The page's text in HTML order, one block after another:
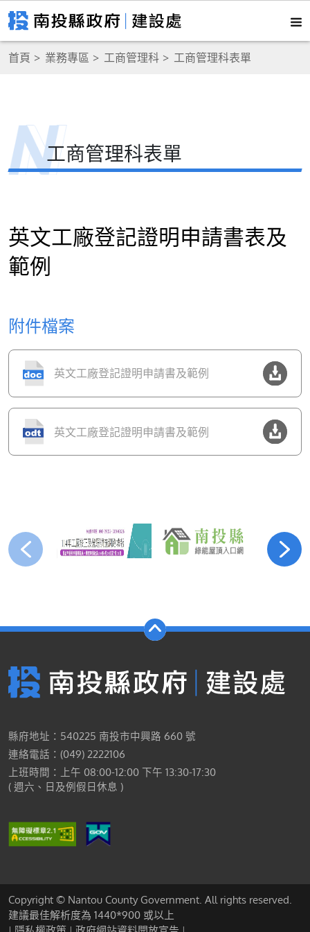
首頁 業務專區 工商管理科 工商管理科表單
工商管理科表單
英文工廠登記證明申請書表及
範例
附件檔案
英文工廠登記證明申請書及範例
英文工廠登記證明申請書及範例
縣府地址：540225 南投市中興路 660 號
連絡電話：(049) 2222106
上班時間：上午 08:00-12:00 下午 13:30-17:30
( 週六、日及例假日休息 )
Copyright © Nantou County Government. All rights reserved.
建議最佳解析度為 1440*900 或以上